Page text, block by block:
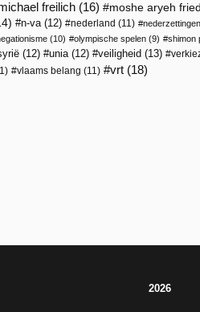
freilich (16)
moshe aryeh
n-va(12) nederland (11) nederzettingen
(10) olympische spelen (9) shimon
(12) unia(12) veiligheid (13)
vlaams belang (11) vrt (18)
2026